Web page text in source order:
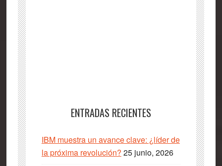
ENTRADAS RECIENTES
IBM muestra un avance clave: ¿líder de
la próxima revolución? 25 junio, 2026